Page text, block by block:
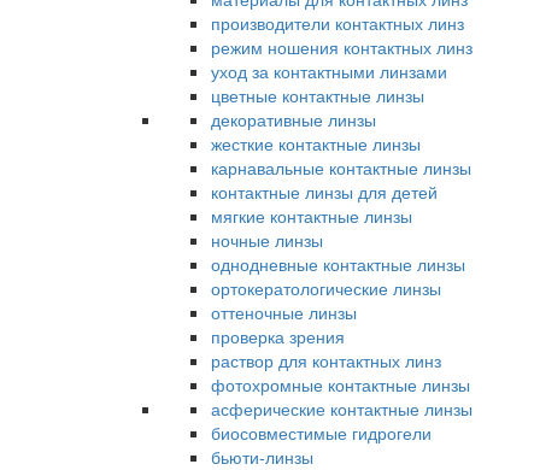
производители контактных линз
режим ношения контактных линз
уход за контактными линзами
цветные контактные линзы
декоративные линзы
жесткие контактные линзы
карнавальные контактные линзы
контактные линзы для детей
мягкие контактные линзы
ночные линзы
однодневные контактные линзы
ортокератологические линзы
оттеночные линзы
проверка зрения
раствор для контактных линз
фотохромные контактные линзы
асферические контактные линзы
биосовместимые гидрогели
бьюти-линзы